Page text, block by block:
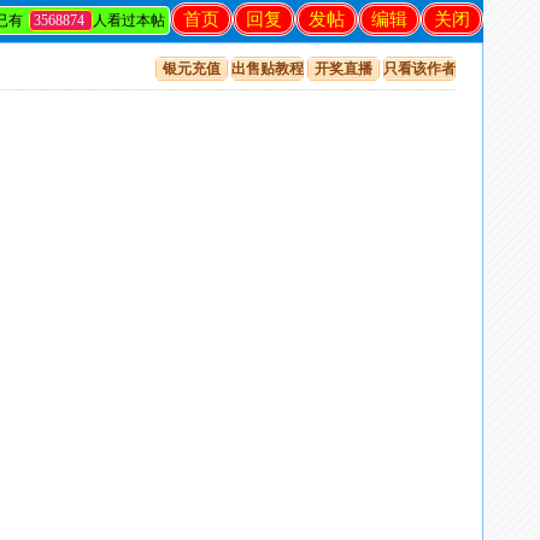
关闭
编辑
发帖
回复
首页
有 3568874 人看过本帖
银元充值 出售贴教程 开奖直播 只看该作者